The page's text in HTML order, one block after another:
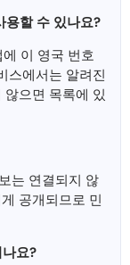
할 수 있나요?
이 영국 번호
스에서는 알려진
않으면 목록에 있
는 연결되지 않
공개되므로 민
요?